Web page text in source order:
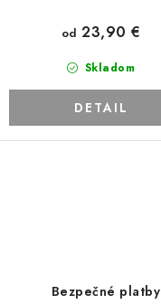
Skladom
od 23,90 €
DETAIL
Bezpečné platby